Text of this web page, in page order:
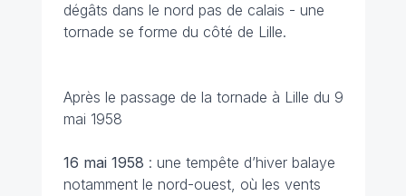
dégâts dans le nord pas de calais - une
tornade se forme du côté de Lille.
Après le passage de la tornade à Lille du 9
mai 1958
16 mai 1958 : une tempête d’hiver balaye
notamment le nord-ouest, où les vents